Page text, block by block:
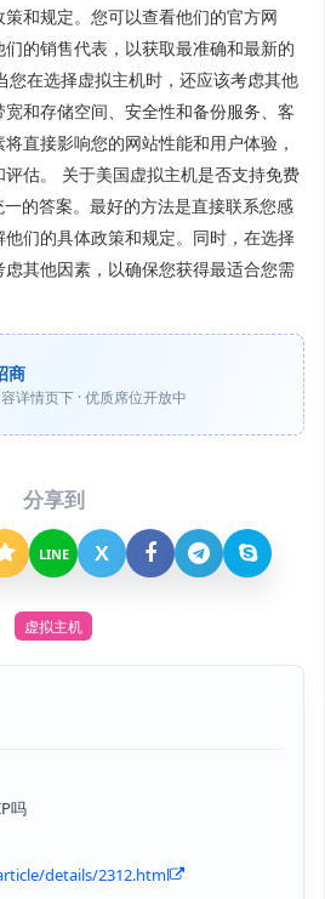
和规定。您可以查看他们的官方网
的销售代表，以获取最准确和最新的
您在选择虚拟主机时，还应该考虑其他
和存储空间、安全性和备份服务、客
直接影响您的网站性能和用户体验，
估。 关于美国虚拟主机是否支持免费
的答案。最好的方法是直接联系您感
们的具体政策和规定。同时，在选择
其他因素，以确保您获得最适合您需
商
详情页下 · 优质席位开放中
分享到
LINE X
虚拟主机
吗
details/2312.html